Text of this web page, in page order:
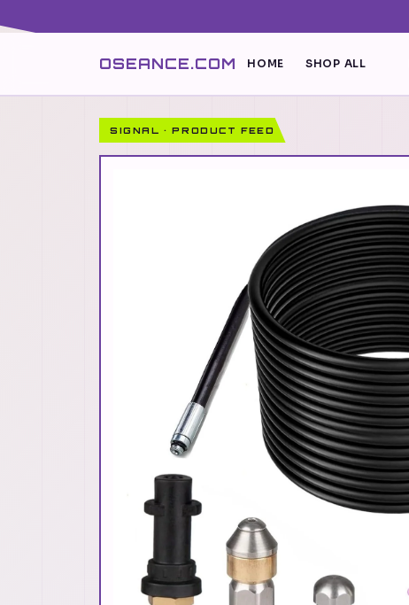
OSEANCE.COM HOME SHOP ALL
SIGNAL · PRODUCT FEED